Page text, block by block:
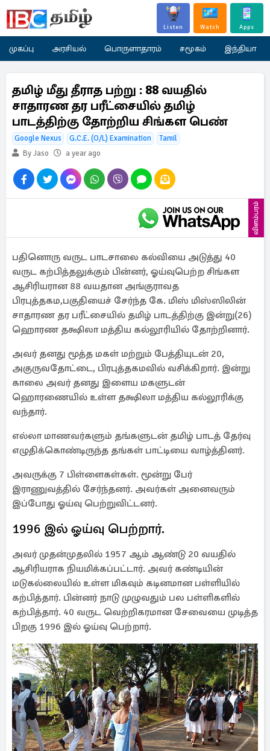
Listen Watch Apps
முகப்பு அரசியல் பொருளாதாரம் சமூகம் இந்தியா
தமிழ் மீது தீராத பற்று : 88 வயதில்
சாதாரண தர பரீட்சையில் தமிழ்
பாடத்திற்கு தோற்றிய சிங்கள பெண்
Google Nexus G.C.E. (O/L) Examination
Tamil
By Jaso
a year ago
விளம்பரம்
பதினொரு வருட பாடசாலை கல்வியை அடுத்து 40
வருட கற்பித்தலுக்கும் பின்னர், ஓய்வுபெற்ற சிங்கள
ஆசிரியரான 88 வயதான அங்குராவத
பிரபுத்தகம,பகுதியைச் சேர்ந்த கே. மிஸ் மிஸ்ஸிலின்
சாதாரண தர பரீட்சையில் தமிழ் பாடத்திற்கு இன்று(26)
ஹொரண தக்ஷிலா மத்திய கல்லூரியில் தோற்றினார்.
அவர் தனது மூத்த மகள் மற்றும் பேத்தியுடன் 20,
அகுருவதோட்டை, பிரபுத்தகமவில் வசிக்கிறார். இன்று
காலை அவர் தனது இளைய மகளுடன்
ஹொரணையில் உள்ள தக்ஷிலா மத்திய கல்லூரிக்கு
வந்தார்.
எல்லா மாணவர்களும் தங்களுடன் தமிழ் பாடத் தேர்வு
எழுதிக்கொண்டிருந்த தங்கள் பாட்டியை வாழ்த்தினர்.
அவருக்கு 7 பிள்ளைகள்கள். மூன்று பேர்
இராணுவத்தில் சேர்ந்தனர். அவர்கள் அனைவரும்
இப்போது ஓய்வு பெற்றுவிட்டனர்.
1996 இல் ஓய்வு பெற்றார்.
அவர் முதன்முதலில் 1957 ஆம் ஆண்டு 20 வயதில்
ஆசிரியராக நியமிக்கப்பட்டார். அவர் கண்டியின்
மடுகல்லையில் உள்ள மிகவும் கடினமான பள்ளியில்
கற்பித்தார். பின்னர் நாடு முழுவதும் பல பள்ளிகளில்
கற்பித்தார். 40 வருட வெற்றிகரமான சேவையை முடித்த
பிறகு 1996 இல் ஓய்வு பெற்றார்.